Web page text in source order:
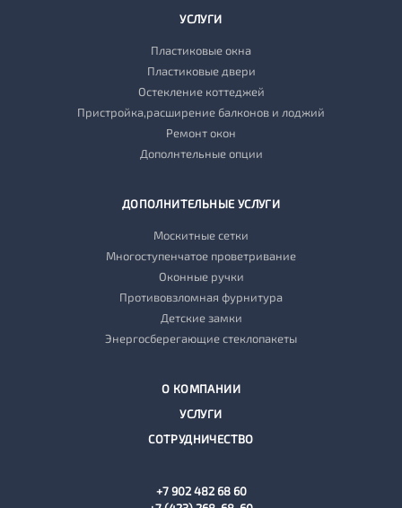
УСЛУГИ
Пластиковые окна
Пластиковые двери
Остекление коттеджей
Пристройка,расширение балконов и лоджий
Ремонт окон
Дополнтельные опции
ДОПОЛНИТЕЛЬНЫЕ УСЛУГИ
Москитные сетки
Многоступенчатое проветривание
Оконные ручки
Противовзломная фурнитура
Детские замки
Энергосберегающие стеклопакеты
О КОМПАНИИ
УСЛУГИ
СОТРУДНИЧЕСТВО
+7 902 482 68 60